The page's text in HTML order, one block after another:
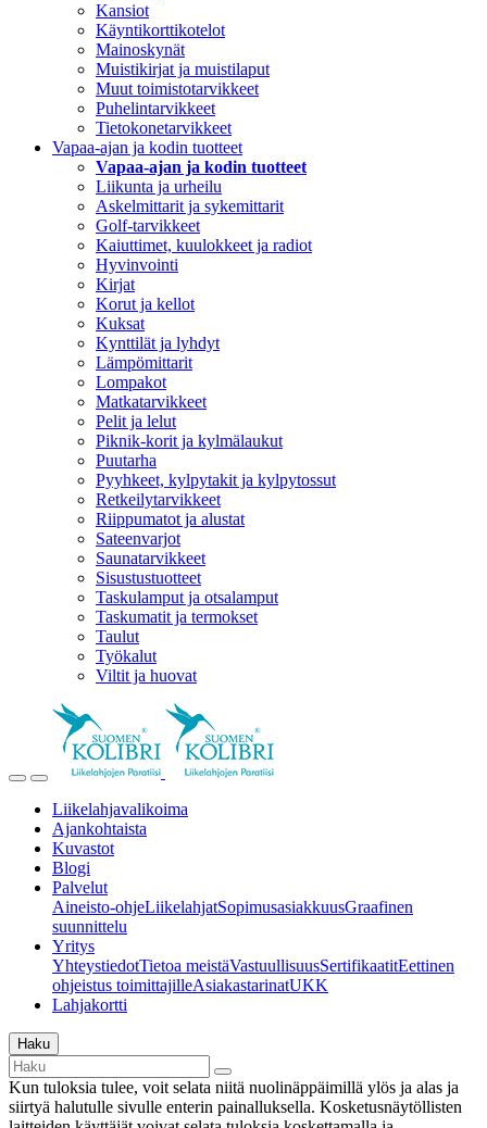
Kansiot
Käyntikorttikotelot
Mainoskynät
Muistikirjat ja muistilaput
Muut toimistotarvikkeet
Puhelintarvikkeet
Tietokonetarvikkeet
Vapaa-ajan ja kodin tuotteet
Vapaa-ajan ja kodin tuotteet
Liikunta ja urheilu
Askelmittarit ja sykemittarit
Golf-tarvikkeet
Kaiuttimet, kuulokkeet ja radiot
Hyvinvointi
Kirjat
Korut ja kellot
Kuksat
Kynttilät ja lyhdyt
Lämpömittarit
Lompakot
Matkatarvikkeet
Pelit ja lelut
Piknik-korit ja kylmälaukut
Puutarha
Pyyhkeet, kylpytakit ja kylpytossut
Retkeilytarvikkeet
Riippumatot ja alustat
Sateenvarjot
Saunatarvikkeet
Sisustustuotteet
Taskulamput ja otsalamput
Taskumatit ja termokset
Taulut
Työkalut
Viltit ja huovat
Liikelahjavalikoima
Ajankohtaista
Kuvastot
Blogi
Palvelut
Aineisto-ohjeLiikelahjatSopimusasiakkuusGraafinen
suunnittelu
Yritys
YhteystiedotTietoa meistäVastuullisuusSertifikaatitEettinen
ohjeistus toimittajilleAsiakastarinatUKK
Lahjakortti
Haku
Kun tuloksia tulee, voit selata niitä nuolinäppäimillä ylös ja alas ja
siirtyä halutulle sivulle enterin painalluksella. Kosketusnäytöllisten